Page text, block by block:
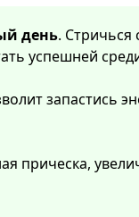
день. Стричься
успешней
запастись
прическа,